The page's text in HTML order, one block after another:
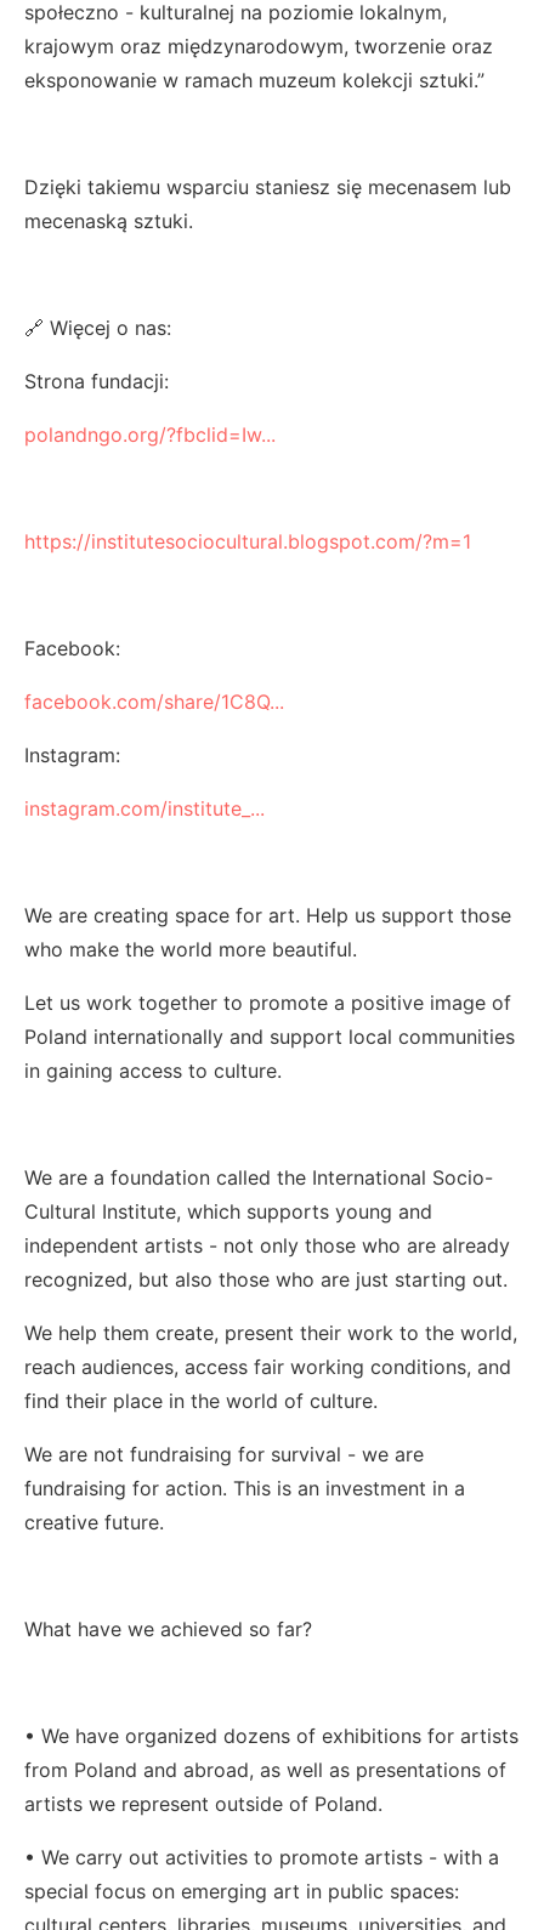
społeczno - kulturalnej na poziomie lokalnym,
krajowym oraz międzynarodowym, tworzenie oraz
eksponowanie w ramach muzeum kolekcji sztuki.”
Dzięki takiemu wsparciu staniesz się mecenasem lub
mecenaską sztuki.
🔗 Więcej o nas:
Strona fundacji:
polandngo.org/?fbclid=Iw...
https://institutesociocultural.blogspot.com/?m=1
Facebook:
facebook.com/share/1C8Q...
Instagram:
instagram.com/institute_...
We are creating space for art. Help us support those
who make the world more beautiful.
Let us work together to promote a positive image of
Poland internationally and support local communities
in gaining access to culture.
We are a foundation called the International Socio-
Cultural Institute, which supports young and
independent artists - not only those who are already
recognized, but also those who are just starting out.
We help them create, present their work to the world,
reach audiences, access fair working conditions, and
find their place in the world of culture.
We are not fundraising for survival - we are
fundraising for action. This is an investment in a
creative future.
What have we achieved so far?
• We have organized dozens of exhibitions for artists
from Poland and abroad, as well as presentations of
artists we represent outside of Poland.
• We carry out activities to promote artists - with a
special focus on emerging art in public spaces:
cultural centers, libraries, museums, universities, and